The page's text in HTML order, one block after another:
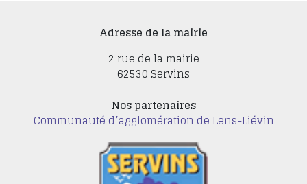
Adresse de la mairie
2 rue de la mairie
62530 Servins
Nos partenaires
Communauté d’agglomération de Lens-Liévin